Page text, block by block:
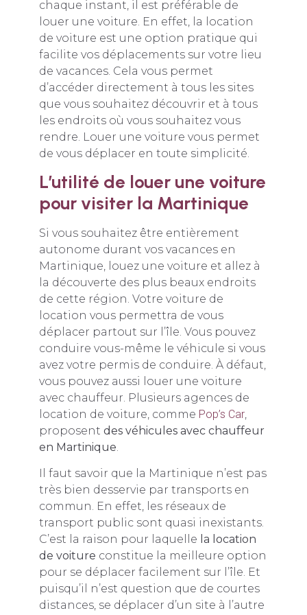
chaque instant, il est préférable de
louer une voiture. En effet, la location
de voiture est une option pratique qui
facilite vos déplacements sur votre lieu
de vacances. Cela vous permet
d’accéder directement à tous les sites
que vous souhaitez découvrir et à tous
les endroits où vous souhaitez vous
rendre. Louer une voiture vous permet
de vous déplacer en toute simplicité.
L’utilité de louer une voiture
pour visiter la Martinique
Si vous souhaitez être entièrement
autonome durant vos vacances en
Martinique, louez une voiture et allez à
la découverte des plus beaux endroits
de cette région. Votre voiture de
location vous permettra de vous
déplacer partout sur l’île. Vous pouvez
conduire vous-même le véhicule si vous
avez votre permis de conduire. À défaut,
vous pouvez aussi louer une voiture
avec chauffeur. Plusieurs agences de
location de voiture, comme Pop’s Car,
proposent des véhicules avec chauffeur
en Martinique.
Il faut savoir que la Martinique n’est pas
très bien desservie par transports en
commun. En effet, les réseaux de
transport public sont quasi inexistants.
C’est la raison pour laquelle la location
de voiture constitue la meilleure option
pour se déplacer facilement sur l’île. Et
puisqu’il n’est question que de courtes
distances, se déplacer d’un site à l’autre